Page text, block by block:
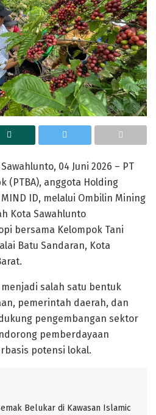
04 Juni 2026 – PT
(PTBA), anggota Holding
ID, melalui Ombilin Mining
Kota Sawahlunto
bersama Kelompok Tani
Batu Sandaran, Kota
salah satu bentuk
pemerintah daerah, dan
pengembangan sektor
pemberdayaan
potensi lokal.
Belukar di Kawasan Islamic